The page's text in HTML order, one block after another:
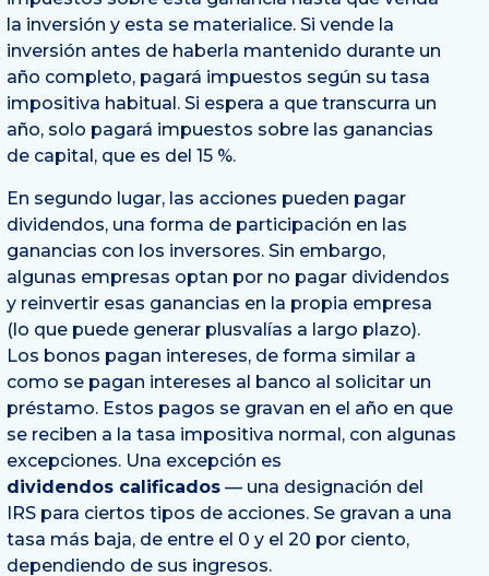
la inversión y esta se materialice. Si vende la
inversión antes de haberla mantenido durante un
año completo, pagará impuestos según su tasa
impositiva habitual. Si espera a que transcurra un
año, solo pagará impuestos sobre las ganancias
de capital, que es del 15 %.
En segundo lugar, las acciones pueden pagar
dividendos, una forma de participación en las
ganancias con los inversores. Sin embargo,
algunas empresas optan por no pagar dividendos
y reinvertir esas ganancias en la propia empresa
(lo que puede generar plusvalías a largo plazo).
Los bonos pagan intereses, de forma similar a
como se pagan intereses al banco al solicitar un
préstamo. Estos pagos se gravan en el año en que
se reciben a la tasa impositiva normal, con algunas
excepciones. Una excepción es
dividendos calificados — una designación del
IRS para ciertos tipos de acciones. Se gravan a una
tasa más baja, de entre el 0 y el 20 por ciento,
dependiendo de sus ingresos.